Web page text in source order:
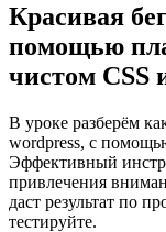
Красивая
помощью
чистом CSS
В уроке разберём
wordpress, с
Эффективный
привлечения
даст результат по
тестируйте.